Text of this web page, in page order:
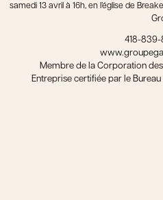
samedi 13 avril à 16h, en l’église de
Groupe Garneau
418-839-
Membre de la Corporation
Entreprise certifiée par le